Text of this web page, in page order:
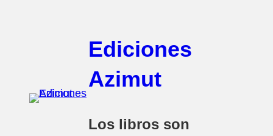
Ediciones
Azimut
Los libros son